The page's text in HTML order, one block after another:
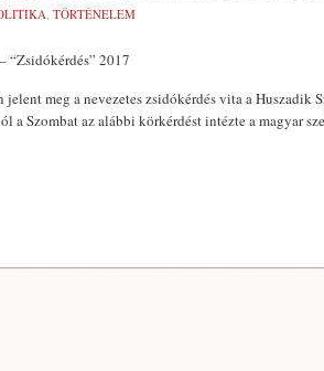
, TÖRTÉNELEM
“Zsidókérdés” 2017
jelent meg a nevezetes zsidókérdés vita a Huszadik
a Szombat az alábbi körkérdést intézte a magyar